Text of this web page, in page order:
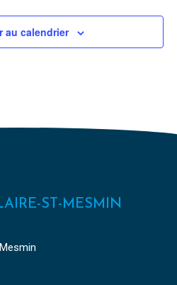
au calendrier
ST-MESMIN